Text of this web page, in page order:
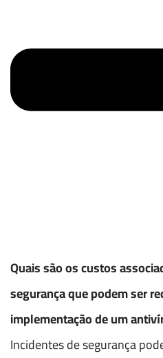
Quais são os custos
segurança que podem ser
implementação de um
Incidentes de segurança